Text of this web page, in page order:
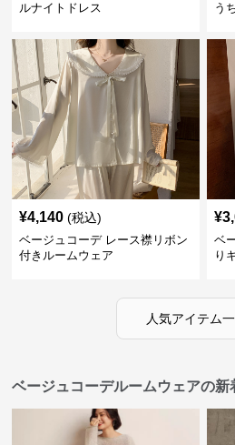
ルナイトドレス
う
¥4,140 (税込)
ベージュコーデ レース襟リボン
付きルームウェア
¥
ベ
り
人気アイテム
ベージュコーデルームウェアの新